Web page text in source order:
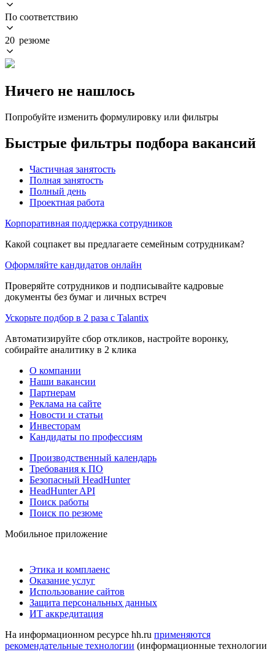
По соответствию
20 резюме
Ничего не нашлось
Попробуйте изменить формулировку или фильтры
Быстрые фильтры подбора вакансий
Частичная занятость
Полная занятость
Полный день
Проектная работа
Корпоративная поддержка сотрудников
Какой соцпакет вы предлагаете семейным сотрудникам?
Оформляйте кандидатов онлайн
Проверяйте сотрудников и подписывайте кадровые
документы без бумаг и личных встреч
Ускорьте подбор в 2 раза с Talantix
Автоматизируйте сбор откликов, настройте воронку,
собирайте аналитику в 2 клика
О компании
Наши вакансии
Партнерам
Реклама на сайте
Новости и статьи
Инвесторам
Кандидаты по профессиям
Производственный календарь
Требования к ПО
Безопасный HeadHunter
HeadHunter API
Поиск работы
Поиск по резюме
Мобильное приложение
Этика и комплаенс
Оказание услуг
Использование сайтов
Защита персональных данных
ИТ аккредитация
На информационном ресурсе hh.ru применяются
рекомендательные технологии (информационные технологии